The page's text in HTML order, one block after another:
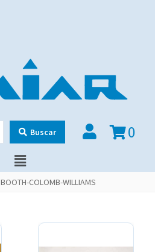
Buscar 0
BOOTH-COLOMB-WILLIAMS